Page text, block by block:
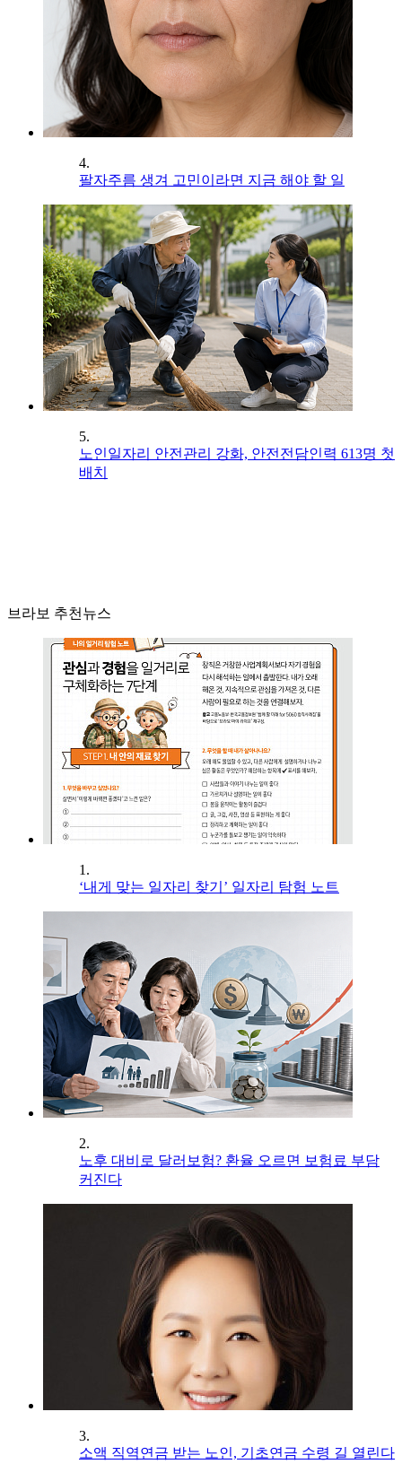
4.
팔자주름 생겨 고민이라면 지금 해야 할 일
5.
노인일자리 안전관리 강화, 안전전담인력 613명 첫
배치
브라보 추천뉴스
1.
‘내게 맞는 일자리 찾기’ 일자리 탐험 노트
2.
노후 대비로 달러보험? 환율 오르면 보험료 부담
커진다
3.
소액 직역연금 받는 노인, 기초연금 수령 길 열린다